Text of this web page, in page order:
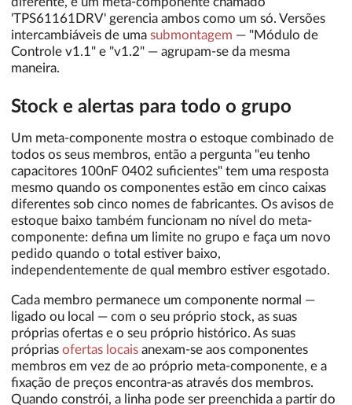
'TPS61161DRV' gerencia ambos como um só. Versões
intercambiáveis de uma submontagem — "Módulo de
Controle v1.1" e "v1.2" — agrupam-se da mesma
maneira.
Stock e alertas para todo o grupo
Um meta-componente mostra o estoque combinado de
todos os seus membros, então a pergunta "eu tenho
capacitores 100nF 0402 suficientes" tem uma resposta
mesmo quando os componentes estão em cinco caixas
diferentes sob cinco nomes de fabricantes. Os avisos de
estoque baixo também funcionam no nível do meta-
componente: defina um limite no grupo e faça um novo
pedido quando o total estiver baixo,
independentemente de qual membro estiver esgotado.
Cada membro permanece um componente normal —
ligado ou local — com o seu próprio stock, as suas
próprias ofertas e o seu próprio histórico. As suas
próprias ofertas locais anexam-se aos componentes
membros em vez de ao próprio meta-componente, e a
fixação de preços encontra-as através dos membros.
Quando constrói, a linha pode ser preenchida a partir do